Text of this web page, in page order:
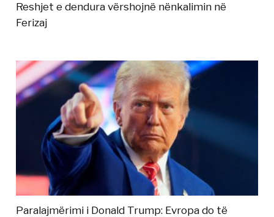
Reshjet e dendura vërshojnë nënkalimin në
Ferizaj
Paralajmërimi i Donald Trump: Evropa do të